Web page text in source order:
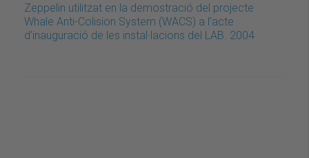
Zeppelin utilitzat en la demostració del projecte
Whale Anti-Colision System (WACS) a l'acte
d'inauguració de les instal·lacions del LAB. 2004